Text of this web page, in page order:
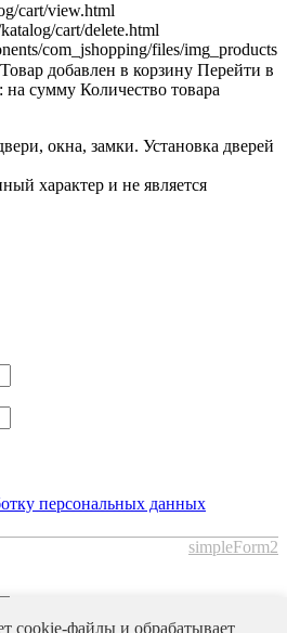
cart/view.html
cart/delete.html
com_jshopping/files/img_products
Товар добавлен в корзину Перейти в
на сумму Количество товара
окна, замки. Установка дверей
характер и не является
персональных данных
simpleForm2
cookie-файлы и обрабатывает